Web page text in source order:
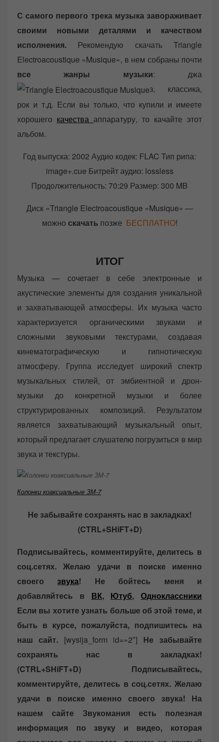
С самого первого трека музыка завораживает
своими новыми деталями и качеством
исполнения. Рекомендую скачать Triangle
Electroacoustique «Musique», в нем собраны почти
все жанры музыки: джа
з, классика,
рок и т.д. Если вы только, что купили и имеете
хорошего качества аппаратуру, то качайте этот
альбом.
Год выпуска: 2002 Аудио кодек: FLAC Тип рипа:
image+.cue Битрейт аудио: lossless
Продолжительность: 70:29 Размер: 300 MB
Диск «Triangle Electroacoustique «Musique» —
можно скачать позже БЕСПЛАТНО!
ИТОГ
Музыка — сочетает в себе электронные и
акустические элементы для создания уникальной
и захватывающей атмосферы. Их музыка часто
характеризуется органическими звуками и
сложными звуковыми текстурами, создавая
кинематографическую и гипнотическую
атмосферу. Группа исследует широкий спектр
музыкальных стилей, от эмбиентной и дрон-
музыки до конкретной музыки и более
структурированных композиций. Результатом
является захватывающий музыкальный опыт,
который предлагает слушателю погрузиться в мир
звука и текстуры.
Колонки коаксиальные ЗМ-7
Не забывайте сохранять нас в закладках!
(CTRL+SHiFT+D)
Подписывайтесь, комментируйте, делитесь в
соц.сетях. Желаю удачи в поиске именно
своегозвука!
Не бойтесь меня и
добавляйтесь в ВК, Ютуб, Одноклассники
Если вы хотите узнать больше об этой теме, и
быть в курсе, пожалуйста, подпишитесь на
наш сайт.[wysija_form id=»2″] Не забывайте
сохранять нас в закладках!
(CTRL+SHiFT+D)
Подписывайтесь,
комментируйте, делитесь в соц.сетях. Желаю
удачи в поиске именно своего звука!
На
нашем сайте Звукомания есть полезная
информация по звуку и видео, которая